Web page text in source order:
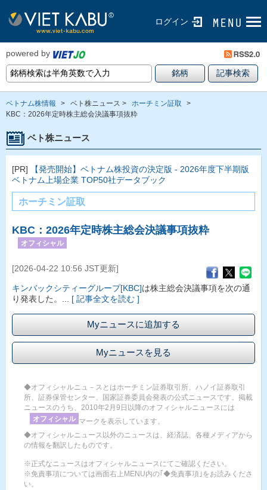
ログイン
powered by
ベトナム株情報 > ベト株ニュース > ホーチミン証取
>
KBC：2026年定時株主総会決議事項抜粋
ベト株ニュース
[PR]
【発売開始】ベトナム株投資の決定版 - 2026年度下半期版
ベトナム上場企業 TOP50社データブック
ホーチミン証取
KBC：2026年定時株主総会決議事項抜粋
オフィシャル
[2026-04-22 10:56 JST更新]
キンバックシティーグループ[KBC]は株主総会決議事項を次の通
り発表した。... [ 記事全文を読む ]
Myニュースに追加する
Myニュースを見る
◆オフィシャルニュ－スとはホーチミン証券取引所、ハノイ証券取引
所、証券保管センター、国家証券委員会発表の公式ニュースです。掲載
ニュースのうち、2010年2月9日以降のオフィシャルニュースには
オフィシャル マークを表示しています。
◆オフィシャルニュース以外のニュースは、経済誌、各種メディアから
の情報を翻訳したものです。
※正式なニュースはオフィシャルニュースにてご確認ください。
※免責事項については画面右上MENU内の｢◆免責事項｣をお読みくださ
い。